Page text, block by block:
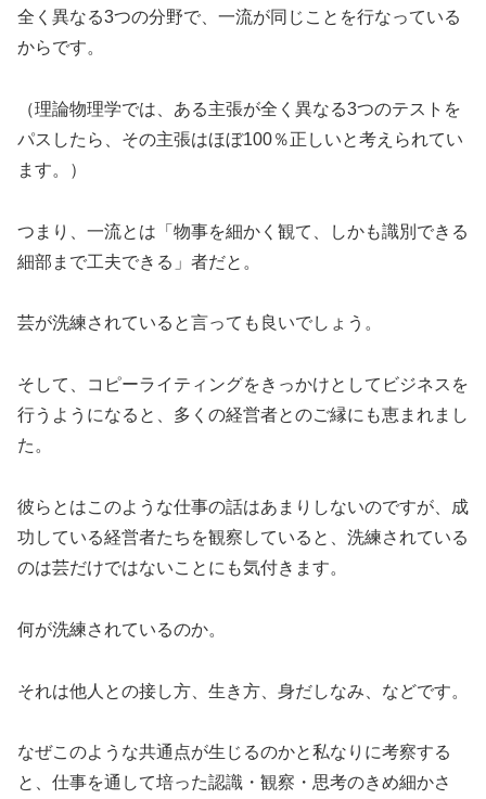
全く異なる3つの分野で、一流が同じことを行なっている
からです。
（理論物理学では、ある主張が全く異なる3つのテストを
パスしたら、その主張はほぼ100％正しいと考えられてい
ます。）
つまり、一流とは「物事を細かく観て、しかも識別できる
細部まで工夫できる」者だと。
芸が洗練されていると言っても良いでしょう。
そして、コピーライティングをきっかけとしてビジネスを
行うようになると、多くの経営者とのご縁にも恵まれまし
た。
彼らとはこのような仕事の話はあまりしないのですが、成
功している経営者たちを観察していると、洗練されている
のは芸だけではないことにも気付きます。
何が洗練されているのか。
それは他人との接し方、生き方、身だしなみ、などです。
なぜこのような共通点が生じるのかと私なりに考察する
と、仕事を通して培った認識・観察・思考のきめ細かさ